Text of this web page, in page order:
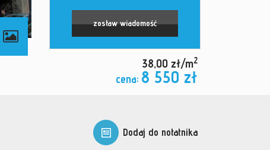
zostaw wiadomość
38,00 zł/m2
cena: 8 550 zł
Dodaj do notatnika